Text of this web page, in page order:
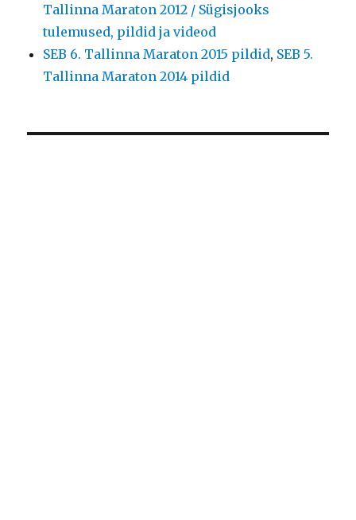
Tallinna Maraton 2012 / Sügisjooks
tulemused, pildid ja videod
SEB 6. Tallinna Maraton 2015 pildid, SEB 5.
Tallinna Maraton 2014 pildid